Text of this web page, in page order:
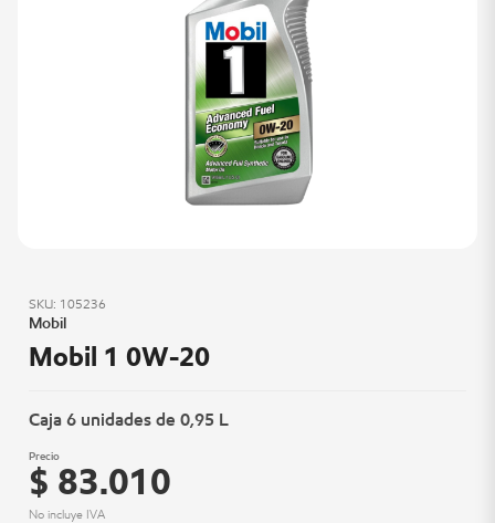
SKU: 105236
Mobil
Mobil 1 0W-20
Caja 6 unidades de 0,95 L
Precio
$ 83.010
No incluye IVA